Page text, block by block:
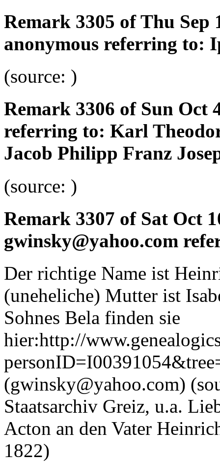
Remark 3305 of Thu Sep
anonymous referring to:
(source: )
Remark 3306 of Sun Oct
referring to: Karl
Jacob Philipp Franz
(source: )
Remark 3307 of Sat Oct
gwinsky@yahoo.com
Der richtige Name ist
(uneheliche) Mutter ist
Sohnes Bela finden sie
hier:http://
(gwinsky@yahoo.com)
Staatsarchiv Greiz, u.a.
Acton an den Vater
1822)